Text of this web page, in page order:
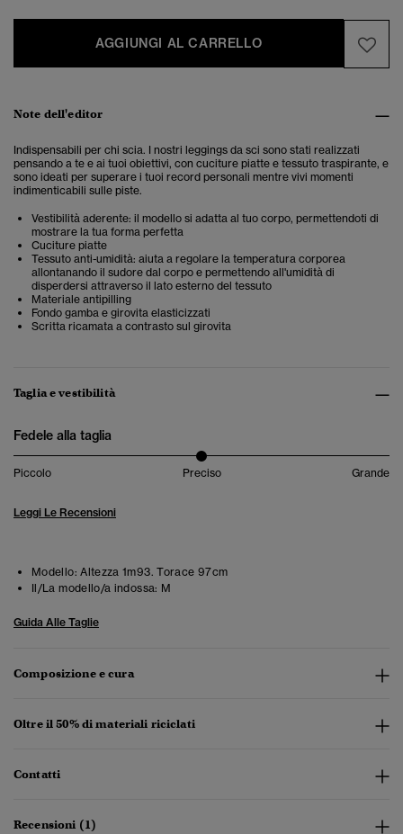
AGGIUNGI AL CARRELLO
Note dell'editor
Indispensabili per chi scia. I nostri leggings da sci sono stati realizzati
pensando a te e ai tuoi obiettivi, con cuciture piatte e tessuto traspirante, e
sono ideati per superare i tuoi record personali mentre vivi momenti
indimenticabili sulle piste.
Vestibilità aderente: il modello si adatta al tuo corpo, permettendoti di
mostrare la tua forma perfetta
Cuciture piatte
Tessuto anti-umidità: aiuta a regolare la temperatura corporea
allontanando il sudore dal corpo e permettendo all'umidità di
disperdersi attraverso il lato esterno del tessuto
Materiale antipilling
Fondo gamba e girovita elasticizzati
Scritta ricamata a contrasto sul girovita
Taglia e vestibilità
Fedele alla taglia
Piccolo Preciso Grande
Leggi Le Recensioni
Modello: Altezza 1m93. Torace 97cm
Il/La modello/a indossa: M
Guida Alle Taglie
Composizione e cura
Oltre il 50% di materiali riciclati
Contatti
Recensioni (1)